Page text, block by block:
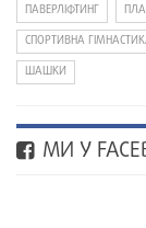
ПАВЕРЛІФТИНГ
СПОРТИВНА
ШАШКИ
МИ У